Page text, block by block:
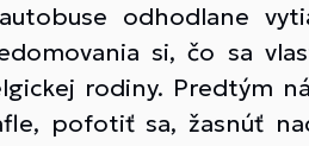
odhodlane
si, čo sa
rodiny. Predtým
pofotiť sa, žasnúť